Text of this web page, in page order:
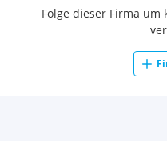
Folge dieser Firma um